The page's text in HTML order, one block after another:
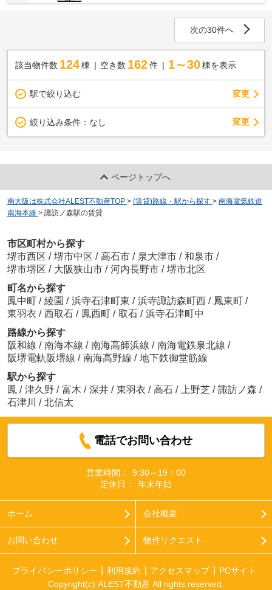
次の30件へ
該当物件数 124棟 空き数 162 件 1～30 棟を表示
駅で絞り込む 変更
絞り込み条件： なし 変更
ページトップへ
南大阪は株式会社ALEST不動産TOP > (賃貸)路線・駅から探す > 南海電気鉄道
南海本線 > 諏訪ノ森駅の賃貸
市区町村から探す
堺市西区 / 堺市中区 / 高石市 / 泉大津市 / 和泉市 /
堺市堺区 / 大阪狭山市 / 河内長野市 / 堺市北区
町名から探す
鳳中町 / 綾園 / 浜寺石津町東 / 浜寺諏訪森町西 / 鳳東町 /
東羽衣 / 西取石 / 鳳西町 / 取石 / 浜寺石津町中
路線から探す
阪和線 / 南海本線 / 南海高師浜線 / 南海電鉄泉北線 /
阪堺電軌阪堺線 / 南海高野線 / 地下鉄御堂筋線
駅から探す
鳳 / 津久野 / 富木 / 深井 / 東羽衣 / 高石 / 上野芝 / 諏訪ノ森 /
石津川
/ 北信太
電話でお問い合わせ
営業時間：
9:30～19：00
定休日：
年末年始
ホーム 会社概要
お問い合わせ 物件リクエスト
プライバシーポリシー 利用規約 アクセスマップ
PCサイト
Copyright(c) ALEST不動産 All rights reserved.